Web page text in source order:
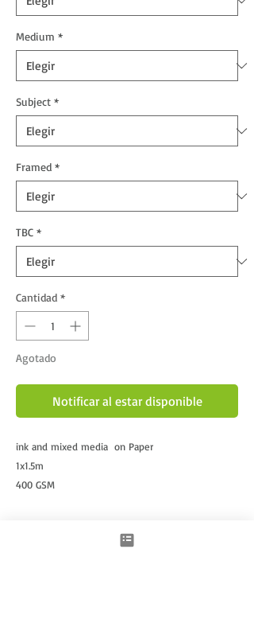
Medium *
Subject *
Framed *
TBC *
Cantidad *
Agotado
Notificar al estar disponible
ink and mixed media  on Paper
1x1.5m
400 GSM